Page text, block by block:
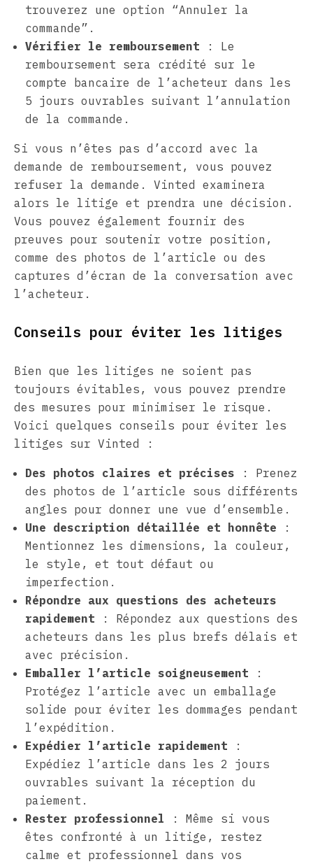
trouverez une option “Annuler la
commande”.
Vérifier le remboursement : Le
remboursement sera crédité sur le
compte bancaire de l’acheteur dans les
5 jours ouvrables suivant l’annulation
de la commande.
Si vous n’êtes pas d’accord avec la
demande de remboursement, vous pouvez
refuser la demande. Vinted examinera
alors le litige et prendra une décision.
Vous pouvez également fournir des
preuves pour soutenir votre position,
comme des photos de l’article ou des
captures d’écran de la conversation avec
l’acheteur.
Conseils pour éviter les litiges
Bien que les litiges ne soient pas
toujours évitables, vous pouvez prendre
des mesures pour minimiser le risque.
Voici quelques conseils pour éviter les
litiges sur Vinted :
Des photos claires et précises : Prenez
des photos de l’article sous différents
angles pour donner une vue d’ensemble.
Une description détaillée et honnête :
Mentionnez les dimensions, la couleur,
le style, et tout défaut ou
imperfection.
Répondre aux questions des acheteurs
rapidement : Répondez aux questions des
acheteurs dans les plus brefs délais et
avec précision.
Emballer l’article soigneusement :
Protégez l’article avec un emballage
solide pour éviter les dommages pendant
l’expédition.
Expédier l’article rapidement :
Expédiez l’article dans les 2 jours
ouvrables suivant la réception du
paiement.
Rester professionnel : Même si vous
êtes confronté à un litige, restez
calme et professionnel dans vos